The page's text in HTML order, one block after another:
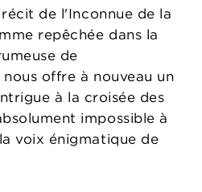
de l'Inconnue de la
repêchée dans la
de
offre à nouveau un
à la croisée des
impossible à
voix énigmatique de